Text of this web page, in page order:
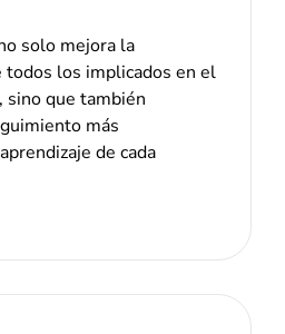
solo mejora la
todos los implicados en el
sino que también
más
de cada